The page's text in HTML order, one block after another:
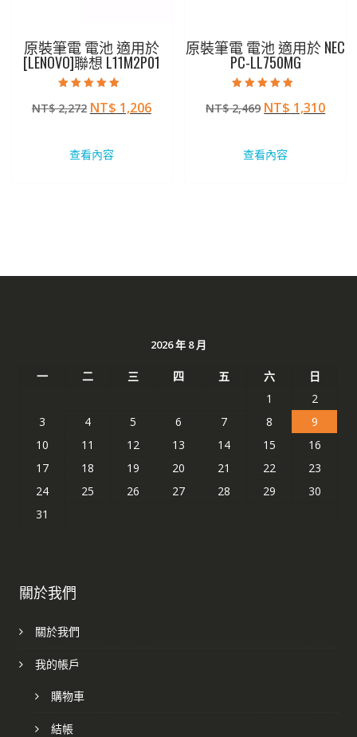
原裝筆電 電池 適用於
[LENOVO]聯想 L11M2P01
5.00
滿分 5
NT$2,272 原
格：
NT$ 1,206目
查看內容
原裝筆電 電池 適用於 NEC
PC-LL750MG
4.50
滿分 5
NT$2,469 原
格：
NT$ 1,310目
查看內容
2026 年 8 月
一 二 三 四 五 六
日
1
2
3
4 5 6 7 8
9
10
11 12 13 14 15
16
17
18 19 20 21 22
23
24
25 26 27 28 29
30
31
關於我們
關於我們
我的帳戶
購物車
結帳